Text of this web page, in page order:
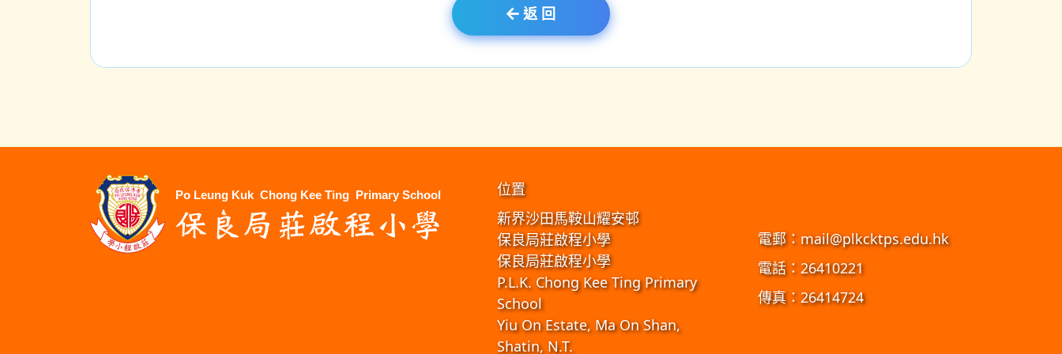
返 回
位置
新界沙田馬鞍山耀安邨
保良局莊啟程小學
保良局莊啟程小學
P.L.K. Chong Kee Ting Primary
School
Yiu On Estate, Ma On Shan,
Shatin, N.T.
電郵： mail@plkcktps.edu.hk
電話：26410221
傳真：26414724